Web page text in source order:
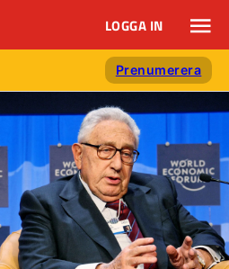
LOGGA IN
Prenumerera